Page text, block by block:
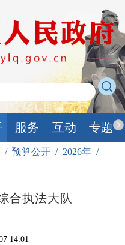
服务 互动 专题
/ 预算公开 / 2026年 /
合执法大队
14:01